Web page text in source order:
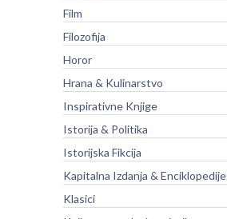
Film
Filozofija
Horor
Hrana & Kulinarstvo
Inspirativne Knjige
Istorija & Politika
Istorijska Fikcija
Kapitalna Izdanja & Enciklopedije
Klasici